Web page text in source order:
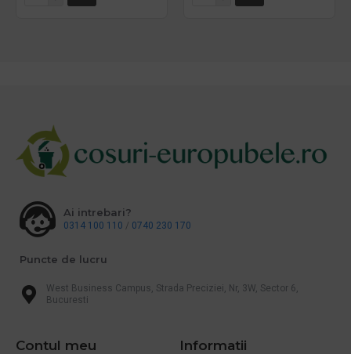
Ai intrebari?
0314 100 110 / 0740 230 170
Puncte de lucru
West Business Campus, Strada Preciziei, Nr, 3W, Sector 6,
Bucuresti
Contul meu Informatii